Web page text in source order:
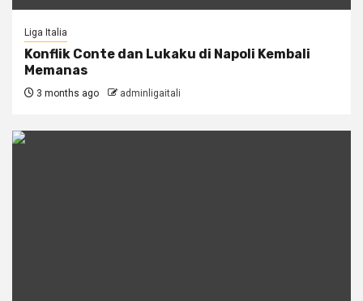
Liga Italia
Konflik Conte dan Lukaku di Napoli Kembali
Memanas
3 months ago adminligaitali